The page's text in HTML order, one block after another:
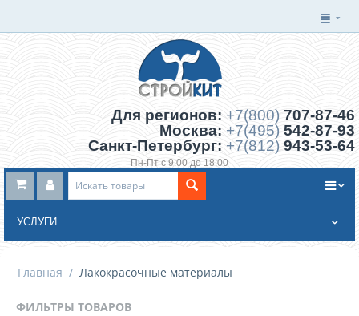
Для регионов: +7(800) 707-87-46
Москва: +7(495) 542-87-93
Санкт-Петербург: +7(812) 943-53-64
Пн-Пт с 9:00 до 18:00
Заказать обратный звонок
УСЛУГИ
Главная / Лакокрасочные материалы
ФИЛЬТРЫ ТОВАРОВ